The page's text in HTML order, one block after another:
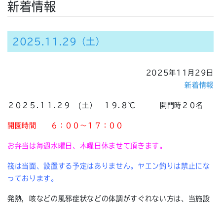
新着情報
2025.11.29（土）
2025年11月29日
新着情報
２０２５.１１.２９ (土） １９.８℃ 開門時２０名
開園時間 ６：００～１７：００
お弁当は毎週水曜日、木曜日休ませて頂きます。
筏は当面、設置する予定はありません。ヤエン釣りは禁止にな
っております。
発熱，咳などの風邪症状などの体調がすぐれない方は、当施設